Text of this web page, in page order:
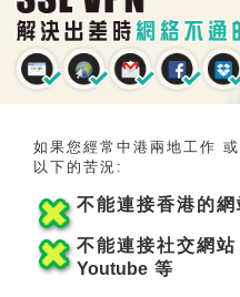
如果您經常中港兩地工作
以下的苦況:
不能連接香港的
不能連接社交網站
Youtube 等